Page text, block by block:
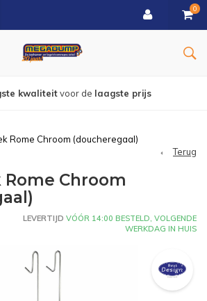
0
kwaliteitvoor de laagste prijs
Rome Chroom (doucheregaal)
Terug
Chroom
LEVERTIJD VÓÓR 14:00 BESTELD, VOLGENDE
WERKDAG IN HUIS